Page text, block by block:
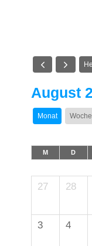
August
Monat Woche
M D
27 28
3 4